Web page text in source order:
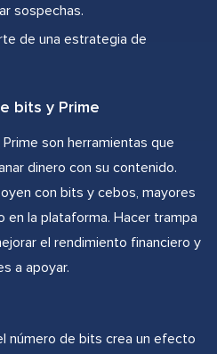
sospechas.
de una estrategia de
bits y Prime
son herramientas que
dinero con su contenido.
con bits y cebos, mayores
en la plataforma. Hacer trampa
el rendimiento financiero y
a apoyar.
número de bits crea un efecto